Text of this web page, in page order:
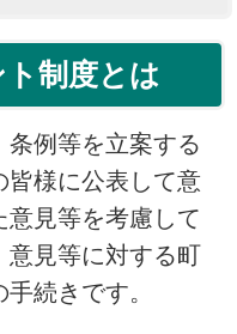
制度とは
例等を立案する
皆様に公表して意
意見等を考慮して
意見等に対する町
続きです。